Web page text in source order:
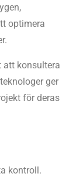
optimera
att konsultera
ger
för deras
kontroll.